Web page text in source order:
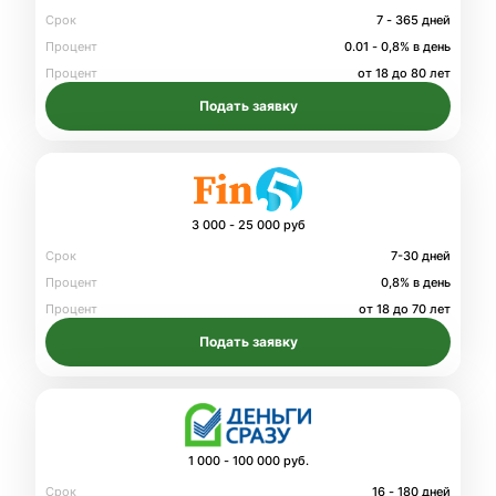
Срок
7 - 365 дней
Процент
0.01 - 0,8% в день
Процент
от 18 до 80 лет
Подать заявку
3 000 - 25 000 руб
Срок
7-30 дней
Процент
0,8% в день
Процент
от 18 до 70 лет
Подать заявку
1 000 - 100 000 руб.
Срок
16 - 180 дней